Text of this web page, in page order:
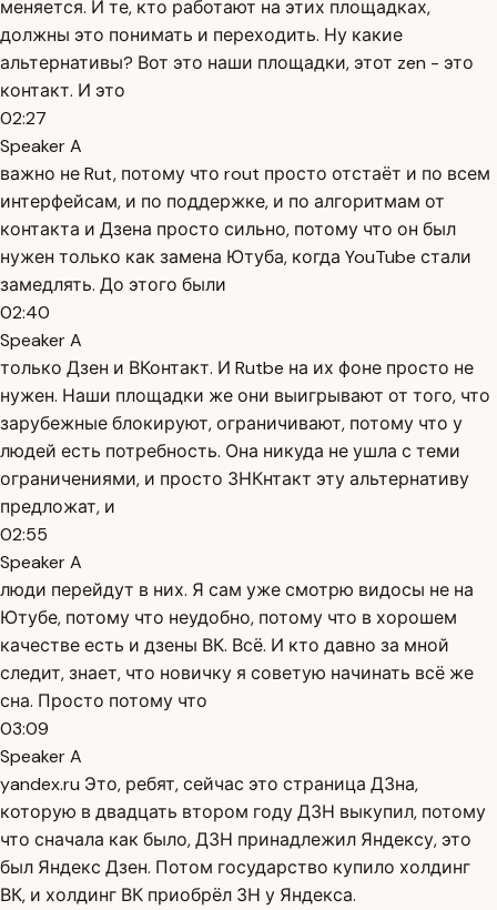
меняется. И те, кто работают на этих площадках,
должны это понимать и переходить. Ну какие
альтернативы? Вот это наши площадки, этот zen - это
контакт. И это
02:27
Speaker A
важно не Rut, потому что rout просто отстаёт и по всем
интерфейсам, и по поддержке, и по алгоритмам от
контакта и Дзена просто сильно, потому что он был
нужен только как замена Ютуба, когда YouTube стали
замедлять. До этого были
02:40
Speaker A
только Дзен и ВКонтакт. И Rutbe на их фоне просто не
нужен. Наши площадки же они выигрывают от того, что
зарубежные блокируют, ограничивают, потому что у
людей есть потребность. Она никуда не ушла с теми
ограничениями, и просто ЗНКнтакт эту альтернативу
предложат, и
02:55
Speaker A
люди перейдут в них. Я сам уже смотрю видосы не на
Ютубе, потому что неудобно, потому что в хорошем
качестве есть и дзены ВК. Всё. И кто давно за мной
следит, знает, что новичку я советую начинать всё же
сна. Просто потому что
03:09
Speaker A
yandex.ru Это, ребят, сейчас это страница ДЗна,
которую в двадцать втором году ДЗН выкупил, потому
что сначала как было, ДЗН принадлежил Яндексу, это
был Яндекс Дзен. Потом государство купило холдинг
ВК, и холдинг ВК приобрёл ЗН у Яндекса.